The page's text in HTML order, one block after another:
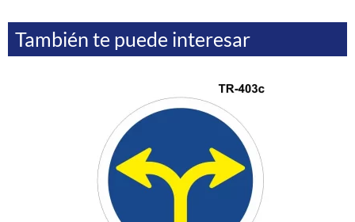
También te puede interesar